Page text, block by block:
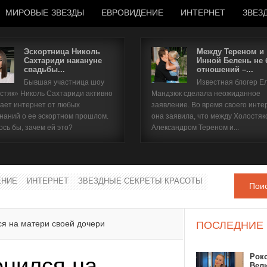
МИРОВЫЕ ЗВЕЗДЫ ЕВРОВИДЕНИЕ ИНТЕРНЕТ
Эскортница Николь
Сахтариди накануне
свадьбы...
Бывшая участница шоу
Николь Сахтариди активно
интернет от любых
о ее эскортном прошлом.
бы, зачем ей это?
Между Тереном и
Инной Белень не
отношений –...
Известная блогер
Мандзюк сделала неожиданное
заявление. Во время своего
она заявила, что между
Александром Тереном и...
ИНТЕРНЕТ ЗВЕЗДНЫЕ СЕКРЕТЫ КРАСОТЫ
на матери своей дочери ПОСЛЕДНИЕ
Имя пользователя
Забыли имя пользователя?